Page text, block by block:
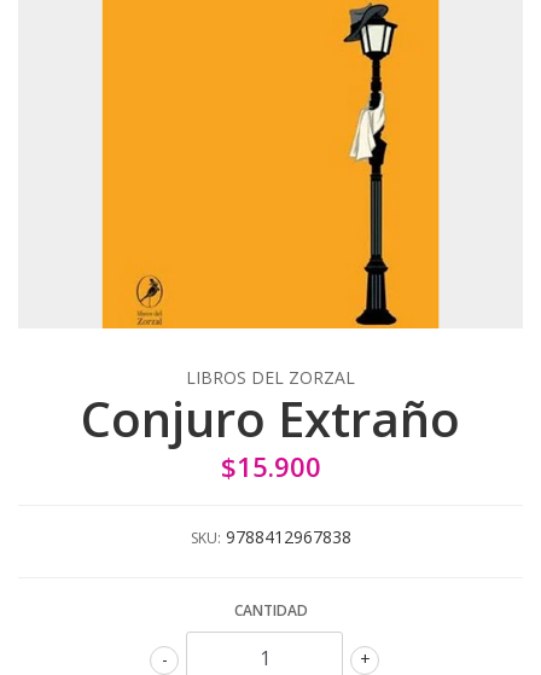
LIBROS DEL ZORZAL
Conjuro Extraño
$15.900
SKU: 9788412967838
CANTIDAD
+
-